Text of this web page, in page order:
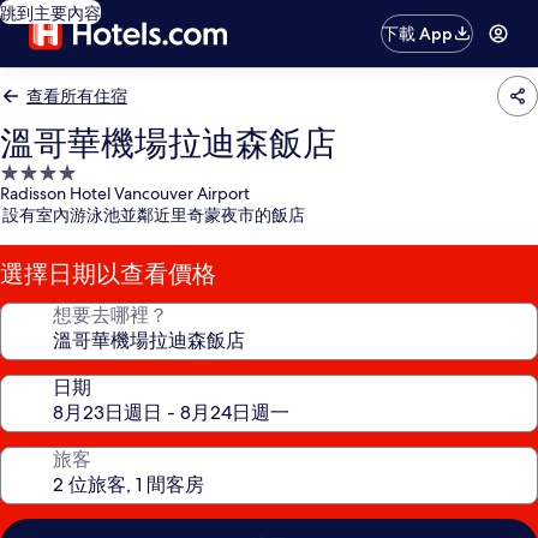
跳到主要內容
下載 App
查看所有住宿
溫哥華機場拉迪森飯店
4.0
星
級
住
宿
Radisson Hotel Vancouver Airport
設有室內游泳池並鄰近里奇蒙夜市的飯店
選擇日期以查看價格
想要去哪裡？
日期
旅客